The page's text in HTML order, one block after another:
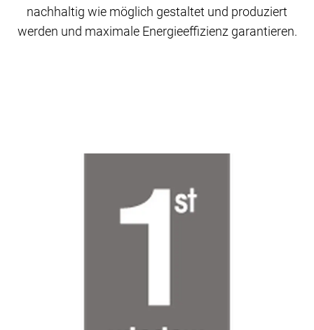
nachhaltig wie möglich gestaltet und produziert
werden und maximale Energieeffizienz garantieren.